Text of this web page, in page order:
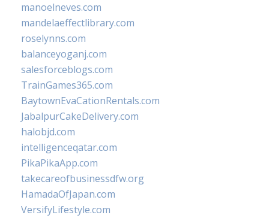
manoelneves.com
mandelaeffectlibrary.com
roselynns.com
balanceyoganj.com
salesforceblogs.com
TrainGames365.com
BaytownEvaCationRentals.com
JabalpurCakeDelivery.com
halobjd.com
intelligenceqatar.com
PikaPikaApp.com
takecareofbusinessdfw.org
HamadaOfJapan.com
VersifyLifestyle.com